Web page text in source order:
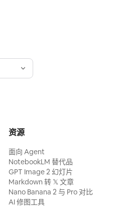
资源
面向 Agent
NotebookLM 替代品
GPT Image 2 幻灯片
Markdown 转 𝕏 文章
Nano Banana 2 与 Pro 对比
AI 修图工具